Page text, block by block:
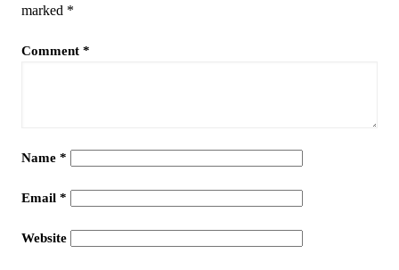
marked *
Comment *
Name *
Email *
Website